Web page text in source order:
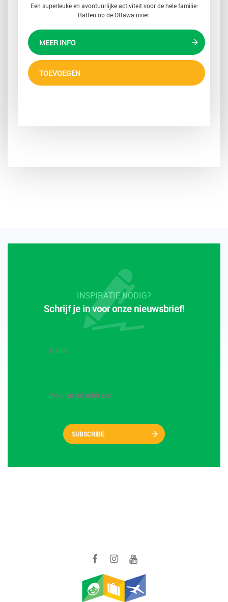
Een superleuke en avontuurlijke activiteit voor de hele familie:
Raften op de Ottawa rivier.
MEER INFO
TOEVOEGEN
INSPIRATIE NODIG?
Schrijf je in voor onze nieuwsbrief!
SUBSCRIBE